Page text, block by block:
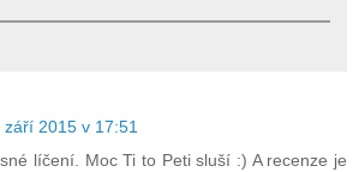
září 2015 v 17:51
líčení. Moc Ti to Peti sluší :) A recenze je